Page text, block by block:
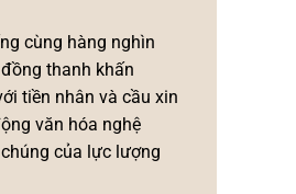
cùng hàng nghìn
thanh khấn
tiền nhân và cầu xin
văn hóa nghệ
của lực lượng